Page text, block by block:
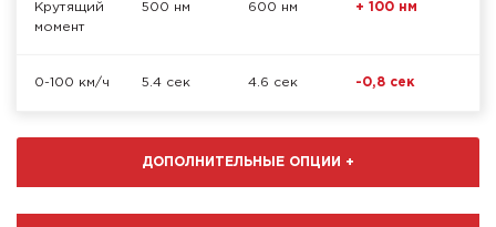
Крутящий
момент
500 нм 600 нм + 100 нм
0-100 км/ч 5.4 сек 4.6 сек -0,8 сек
ДОПОЛНИТЕЛЬНЫЕ ОПЦИИ +